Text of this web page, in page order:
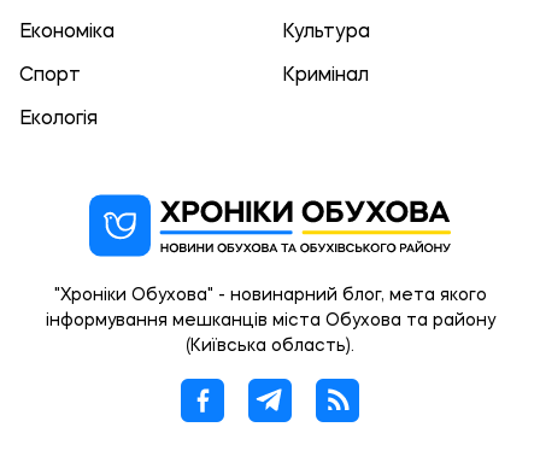
Економіка Культура
Спорт Кримінал
Екологія
"Хроніки Обухова" - новинарний блог, мета якого
інформування мешканців міста Обухова та району
(Київська область).